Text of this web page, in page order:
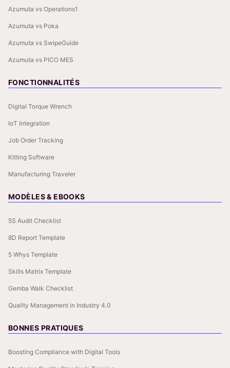
Azumuta vs Operations1
Azumuta vs Poka
Azumuta vs SwipeGuide
Azumuta vs PICO MES
FONCTIONNALITÉS
Digital Torque Wrench
IoT Integration
Job Order Tracking
Kitting Software
Manufacturing Traveler
MODÈLES & EBOOKS
5S Audit Checklist
8D Report Template
5 Whys Template
Skills Matrix Template
Gemba Walk Checklist
Quality Management in Industry 4.0
BONNES PRATIQUES
Boosting Compliance with Digital Tools